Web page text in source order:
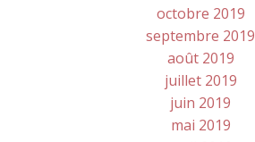
octobre 2019
septembre 2019
août 2019
juillet 2019
juin 2019
mai 2019